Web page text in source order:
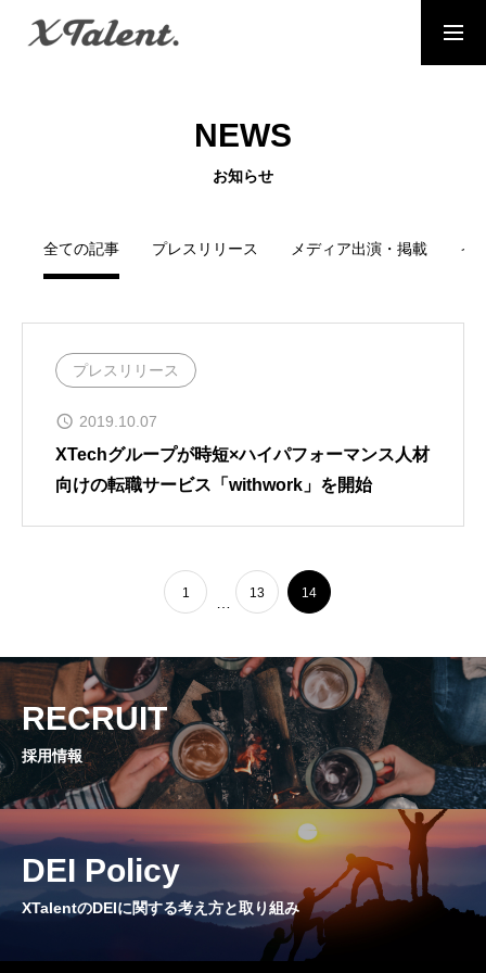
PRESIDENT
代表紹介
サービス紹介
MEMBERS
社員一覧
NEWS
お知らせ
COMPANY
会社概要
NEWS
お知らせ
全ての記事 プレスリリース メディア出演・掲載 イ
プレスリリース
2019.10.07
XTechグループが時短×ハイパフォーマンス人材
向けの転職サービス「withwork」を開始
1 13 14
RECRUIT
採用情報
DEI Policy
XTalentのDEIに関する考え方と取り組み